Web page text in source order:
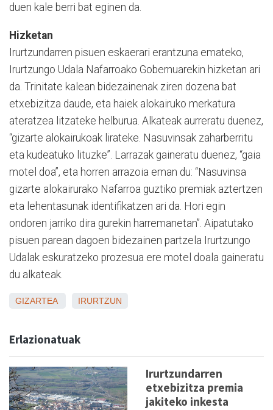
duen kale berri bat eginen da.
Hizketan
Irurtzundarren pisuen eskaerari erantzuna emateko,
Irurtzungo Udala Nafarroako Gobernuarekin hizketan ari
da. Trinitate kalean bidezainenak ziren dozena bat
etxebizitza daude, eta haiek alokairuko merkatura
ateratzea litzateke helburua. Alkateak aurreratu duenez,
“gizarte alokairukoak lirateke. Nasuvinsak zaharberritu
eta kudeatuko lituzke”. Larrazak gaineratu duenez, “gaia
motel doa”, eta horren arrazoia eman du: “Nasuvinsa
gizarte alokairurako Nafarroa guztiko premiak aztertzen
eta lehentasunak identifikatzen ari da. Hori egin
ondoren jarriko dira gurekin harremanetan”. Aipatutako
pisuen parean dagoen bidezainen partzela Irurtzungo
Udalak eskuratzeko prozesua ere motel doala gaineratu
du alkateak.
GIZARTEA IRURTZUN
Erlazionatuak
Irurtzundarren
etxebizitza premia
jakiteko inkesta